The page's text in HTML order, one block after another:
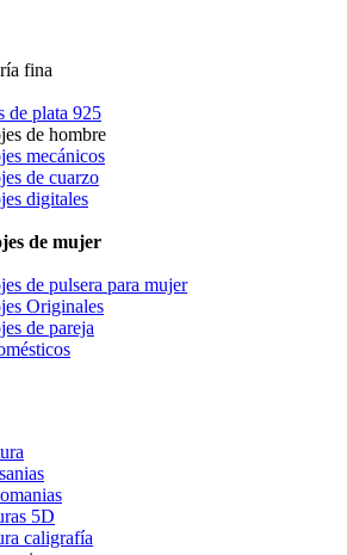
fina
de plata 925
de hombre
mecánicos
de cuarzo
digitales
de mujer
de pulsera para mujer
Originales
de pareja
5D
caligrafía